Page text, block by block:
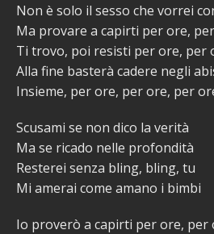
Non è solo il sesso che vorrei
Ma provare a capirti per ore,
Ti trovo, poi resisti per ore, per
Alla fine basterà cadere negli
Insieme, per ore, per ore, per
Scusami se non dico la verità
Ma se ricado nelle profondità
Resterei senza bling, bling, tu
Mi amerai come amano i bimbi
Io proverò a capirti per ore, per